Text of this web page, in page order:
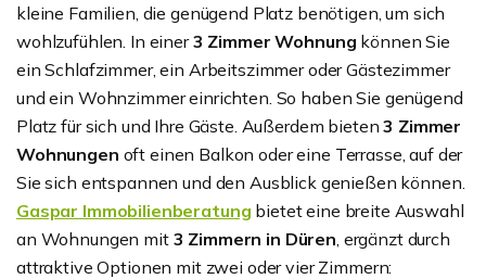
kleine Familien, die genügend Platz benötigen, um sich
wohlzufühlen. In einer3 Zimmer Wohnung können Sie
ein Schlafzimmer, ein Arbeitszimmer oder Gästezimmer
und ein Wohnzimmer einrichten. So haben Sie genügend
Platz für sich und Ihre Gäste. Außerdem bieten3 Zimmer
Wohnungen oft einen Balkon oder eine Terrasse, auf der
Sie sich entspannen und den Ausblick genießen können.
Gaspar Immobilienberatung bietet eine breite Auswahl
an Wohnungen mit 3 Zimmern in Düren, ergänzt durch
attraktive Optionen mit zwei oder vier Zimmern: